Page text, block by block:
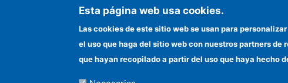
Instituto
Esta página web usa cookies.
Las cookies de este sitio web se usan para
el uso que haga del sitio web con nuestros partners
que hayan recopilado a partir del uso que haya hecho